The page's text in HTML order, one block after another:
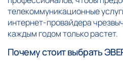
телекоммуникационные
интернет-провайдера
каждым годом только растет.
Почему стоит выбрать